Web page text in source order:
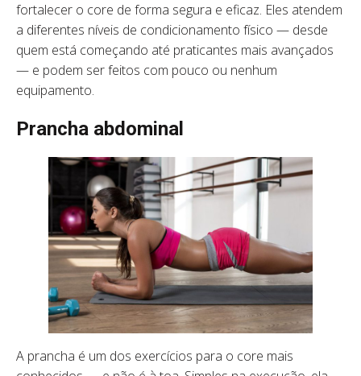
fortalecer o core de forma segura e eficaz. Eles atendem
a diferentes níveis de condicionamento físico — desde
quem está começando até praticantes mais avançados
— e podem ser feitos com pouco ou nenhum
equipamento.
Prancha abdominal
A prancha é um dos exercícios para o core mais